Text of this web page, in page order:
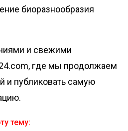
биоразнообразия
и свежими
где мы продолжаем
и публиковать самую
тему: